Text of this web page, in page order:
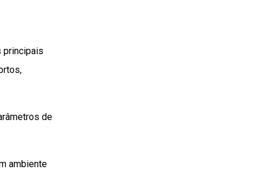
principais
de
ambiente